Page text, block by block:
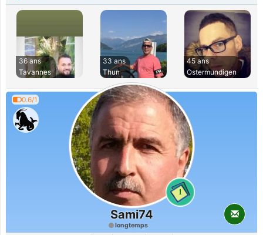
36 ans
Tavannes
33 ans
Thun
45 ans
Ostermundigen
0.6/1
1
Sami74
longtemps